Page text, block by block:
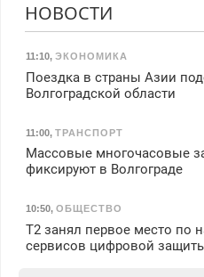
НОВОСТИ
11:10, ЭКОНОМИКА
Поездка в страны Азии
Волгоградской области
11:00, ТРАНСПОРТ
Массовые многочасовые
фиксируют в Волгограде
10:50, ОБЩЕСТВО
Т2 занял первое место по
сервисов цифровой